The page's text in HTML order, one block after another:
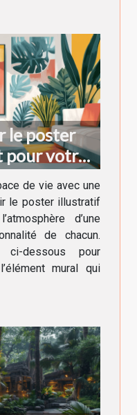
le poster
votre
de vie avec une
le poster illustratif
d’une
de chacun.
dessous pour
mural qui